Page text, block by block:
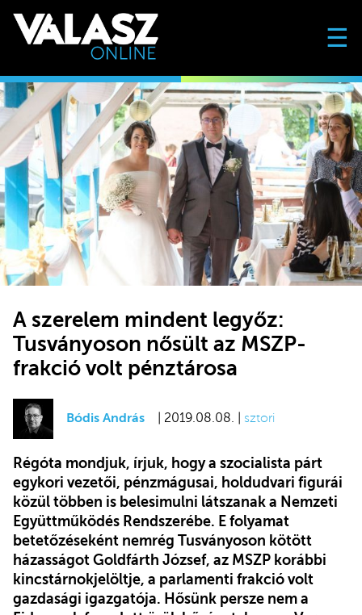
☰
A szerelem mindent legyőz:
Tusványoson nősült az MSZP-
frakció volt pénztárosa
Bódis András | 2019.08.08. | sztori
Régóta mondjuk, írjuk, hogy a szocialista párt
egykori vezetői, pénzmágusai, holdudvari figurái
közül többen is belesimulni látszanak a Nemzeti
Együttműködés Rendszerébe. E folyamat
betetőzéseként nemrég Tusványoson kötött
házasságot Goldfárth József, az MSZP korábbi
kincstárnokjelöltje, a parlamenti frakció volt
gazdasági igazgatója. Hősünk persze nem a